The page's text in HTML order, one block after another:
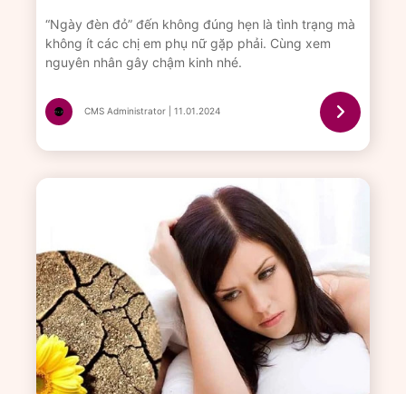
“Ngày đèn đỏ” đến không đúng hẹn là tình trạng mà
không ít các chị em phụ nữ gặp phải. Cùng xem
nguyên nhân gây chậm kinh nhé.
CMS Administrator | 11.01.2024